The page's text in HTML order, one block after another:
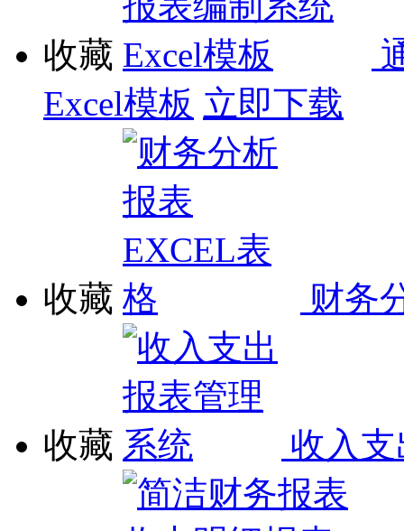
收藏
Excel模板 立即下载
收藏 财务
收藏 收入